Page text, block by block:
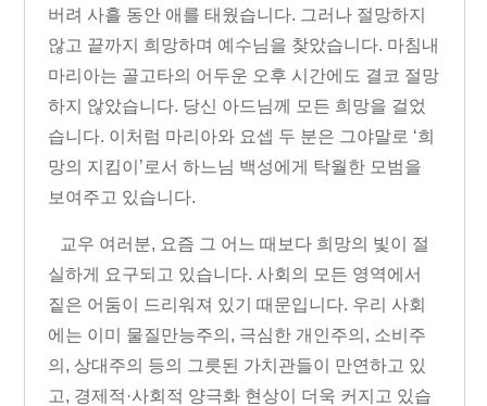
버려 사흘 동안 애를 태웠습니다. 그러나 절망하지
않고 끝까지 희망하며 예수님을 찾았습니다. 마침내
마리아는 골고타의 어두운 오후 시간에도 결코 절망
하지 않았습니다. 당신 아드님께 모든 희망을 걸었
습니다. 이처럼 마리아와 요셉 두 분은 그야말로 ‘희
망의 지킴이 ’ 로서 하느님 백성에게 탁월한 모범을
보여주고 있습니다.
교우 여러분, 요즘 그 어느 때보다 희망의 빛이 절
실하게 요구되고 있습니다. 사회의 모든 영역에서
짙은 어둠이 드리워져 있기 때문입니다. 우리 사회
에는 이미 물질만능주의 , 극심한 개인주의 , 소비주
의 , 상대주의 등의 그릇된 가치관들이 만연하고 있
고, 경제적 ·사회적 양극화 현상이 더욱 커지고 있습